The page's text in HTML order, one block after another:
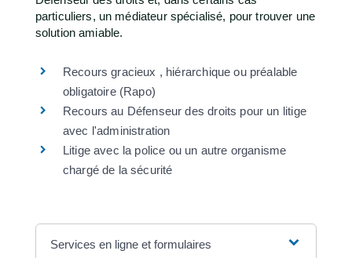
particuliers, un médiateur spécialisé, pour trouver une
solution amiable.
Recours gracieux , hiérarchique ou préalable
obligatoire (Rapo)
Recours au Défenseur des droits pour un litige
avec l'administration
Litige avec la police ou un autre organisme
chargé de la sécurité
Services en ligne et formulaires